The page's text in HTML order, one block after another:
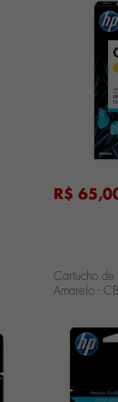
5822
R$
Cartucho de
Amarelo -